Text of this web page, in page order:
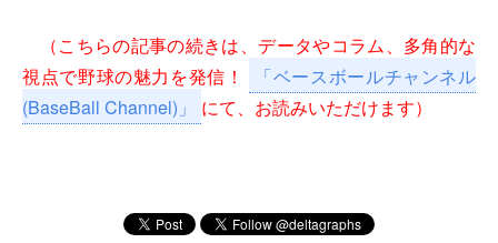
（こちらの記事の続きは、データやコラム、多角的な
視点で野球の魅力を発信！
「ベースボールチャンネル
(BaseBall Channel)」
にて、お読みいただけます）